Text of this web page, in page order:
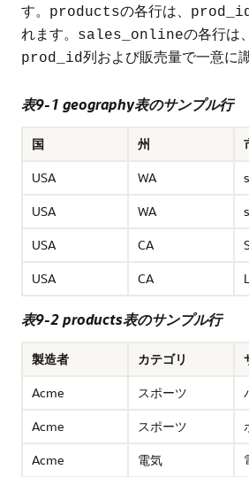
す。
productsの各行は、
れます。
sales_onlineの各行は、
prod_id列および販売量で一意に
表9-1 geography表のサンプル行
国 州
USA
WA
USA
WA
USA
CA
USA
CA
表9-2 products表のサンプル行
製造者 カテゴリ
Acme
スポーツ
Acme
スポーツ
Acme
電気